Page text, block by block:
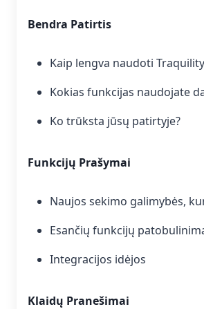
Bendra Patirtis
Kaip lengva naudoti
Kokias funkcijas naudojate
Ko trūksta jūsų patirtyje?
Funkcijų Prašymai
Naujos sekimo galimybės,
Esančių funkcijų
Integracijos idėjos
Klaidų Pranešimai